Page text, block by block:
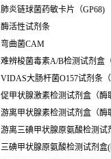
肺炎链球菌药敏卡片（GP68)
酶活性试剂条
弯曲菌CAM
难辨梭菌毒素A/B检测试剂盒
VIDAS大肠杆菌O157试剂条（
促甲状腺激素检测试剂盒（酶
游离甲状腺素检测试剂盒（酶
游离三碘甲状腺原氨酸检测试
三碘甲状腺原氨酸检测试剂盒